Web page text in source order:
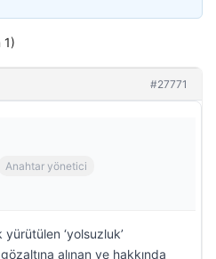
1)
#27771
Anahtar yönetici
‘yolsuzluk’
alınan ve hakkında